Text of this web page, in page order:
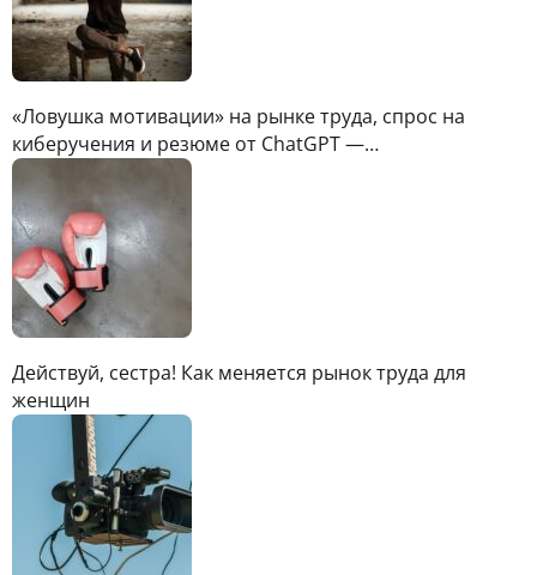
«Ловушка мотивации» на рынке труда, спрос на
киберучения и резюме от ChatGPT —…
Действуй, сестра! Как меняется рынок труда для
женщин